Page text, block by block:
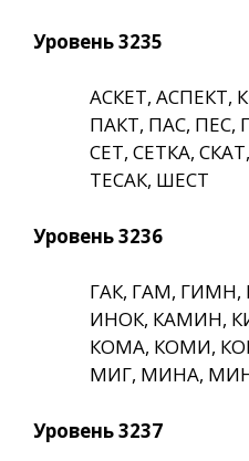
Уровень 3235
АСКЕТ, АСПЕКТ,
ПАКТ, ПАС, ПЕС,
СЕТ, СЕТКА,
ТЕСАК, ШЕСТ
Уровень 3236
ГАК, ГАМ,
ИНОК, КАМИН,
КОМА, КОМИ,
МИГ, МИНА,
Уровень 3237